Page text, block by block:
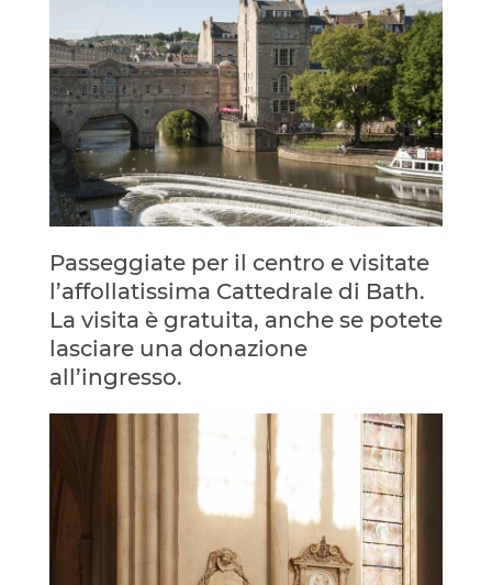
Passeggiate per il centro e visitate
l’affollatissima Cattedrale di Bath.
La visita è gratuita, anche se potete
lasciare una donazione
all’ingresso.